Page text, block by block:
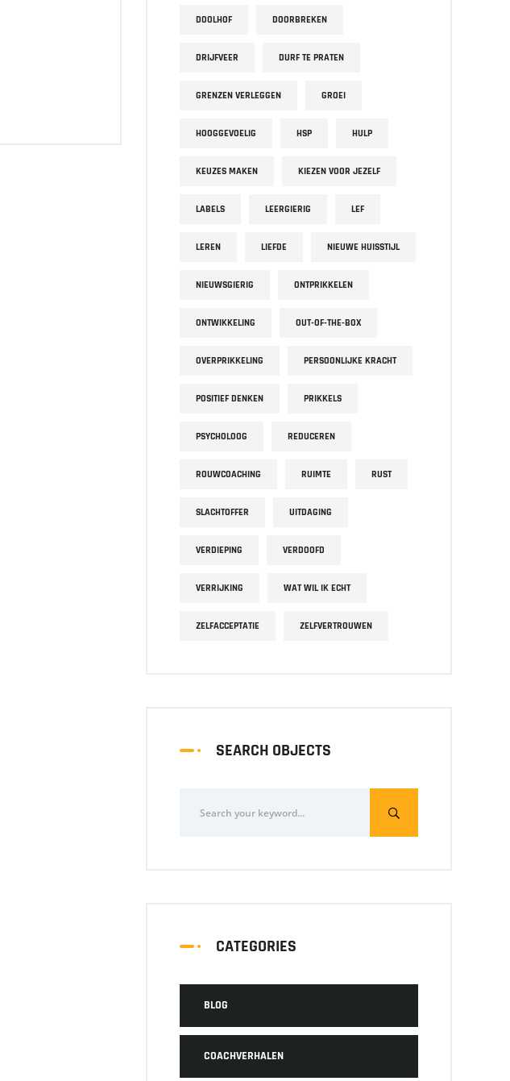
DOOLHOF DOORBREKEN
DRIJFVEER DURF TE PRATEN
GRENZEN VERLEGGEN GROEI
HOOGGEVOELIG HSP HULP
KEUZES MAKEN KIEZEN VOOR JEZELF
LABELS LEERGIERIG LEF
LEREN LIEFDE NIEUWE HUISSTIJL
NIEUWSGIERIG ONTPRIKKELEN
ONTWIKKELING OUT-OF-THE-BOX
OVERPRIKKELING PERSOONLIJKE KRACHT
POSITIEF DENKEN PRIKKELS
PSYCHOLOOG REDUCEREN
ROUWCOACHING RUIMTE RUST
SLACHTOFFER UITDAGING
VERDIEPING VERDOOFD
VERRIJKING WAT WIL IK ECHT
ZELFACCEPTATIE ZELFVERTROUWEN
SEARCH OBJECTS
CATEGORIES
BLOG
COACHVERHALEN